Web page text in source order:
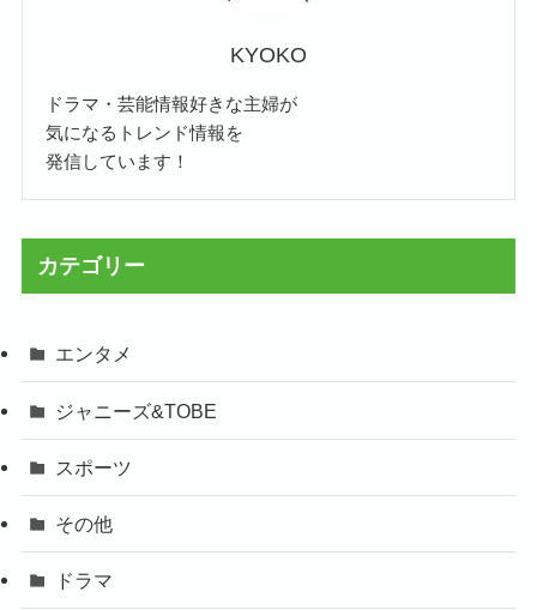
KYOKO
ドラマ・芸能情報好きな主婦が
気になるトレンド情報を
発信しています！
カテゴリー
エンタメ
ジャニーズ&TOBE
スポーツ
その他
ドラマ